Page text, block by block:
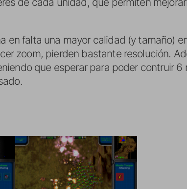
en falta una mayor calidad (y tamaño)
zoom, pierden bastante resolución.
que esperar para poder contruir 6